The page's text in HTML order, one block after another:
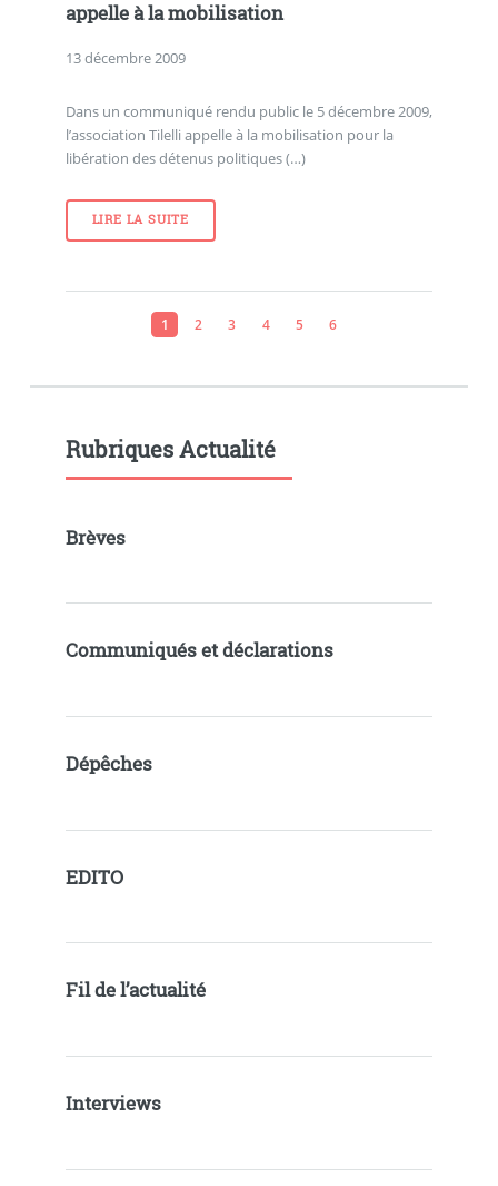
appelle à la mobilisation
13 décembre 2009
Dans un communiqué rendu public le 5 décembre 2009,
l’association Tilelli appelle à la mobilisation pour la
libération des détenus politiques (…)
LIRE LA SUITE
1 2 3 4 5 6
Rubriques Actualité
Brèves
Communiqués et déclarations
Dépêches
EDITO
Fil de l’actualité
Interviews